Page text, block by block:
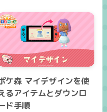
ケ森 マイデザインを使
るアイテムとダウンロ
ド手順